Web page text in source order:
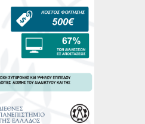
Εαρινού Εξαμήνου
Μεταπτυχιακών Διπλωματικών